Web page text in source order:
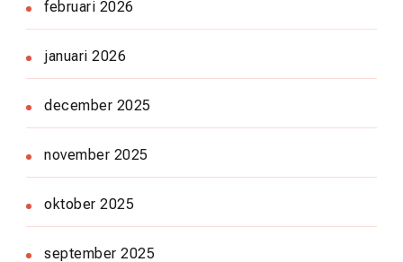
februari 2026
januari 2026
december 2025
november 2025
oktober 2025
september 2025